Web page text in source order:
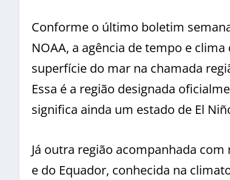
Conforme o último boletim
NOAA, a agência de tempo e
superfície do mar na chamada
Essa é a região designada
significa ainda um estado de El
Já outra região acompanhada
e do Equador, conhecida na